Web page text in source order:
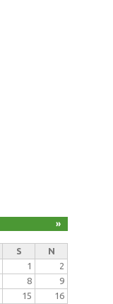
»
S
N
1
2
8
9
15
16